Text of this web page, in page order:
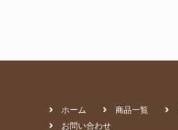
ホーム 商品一覧
お問い合わせ